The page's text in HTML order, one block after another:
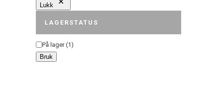
Lukk
LAGERSTATUS
Status
På lager(1)
Bruk